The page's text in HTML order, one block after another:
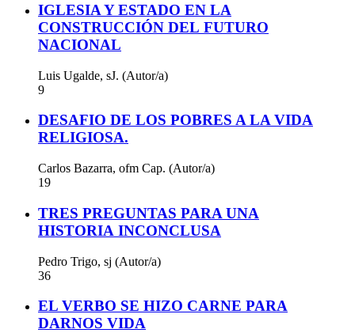
IGLESIA Y ESTADO EN LA
CONSTRUCCIÓN DEL FUTURO
NACIONAL
Luis Ugalde, sJ. (Autor/a)
9
DESAFIO DE LOS POBRES A LA VIDA
RELIGIOSA.
Carlos Bazarra, ofm Cap. (Autor/a)
19
TRES PREGUNTAS PARA UNA
HISTORIA INCONCLUSA
Pedro Trigo, sj (Autor/a)
36
EL VERBO SE HIZO CARNE PARA
DARNOS VIDA